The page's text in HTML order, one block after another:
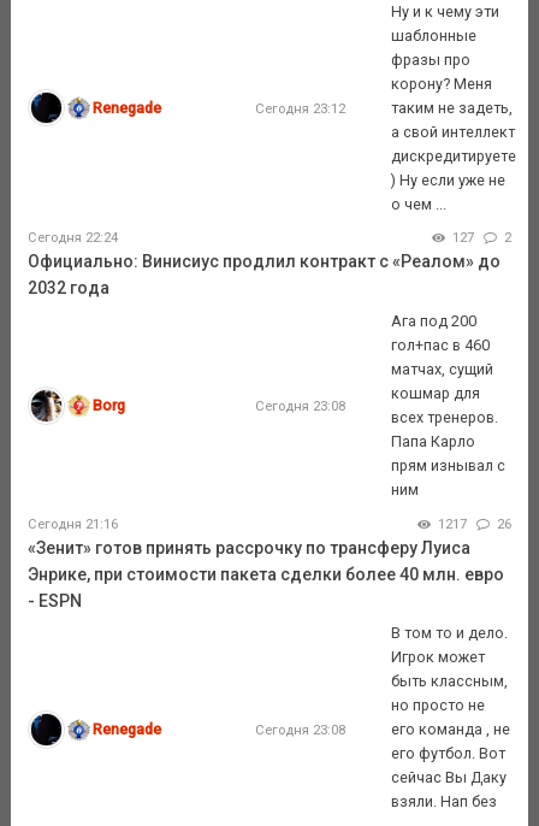
Renegade Сегодня 23:12
Ну и к чему эти
шаблонные
фразы про
корону? Меня
таким не задеть,
а свой интеллект
дискредитируете
) Ну если уже не
о чем ...
Сегодня 22:24 127 2
Официально: Винисиус продлил контракт с «Реалом» до
2032 года
Borg Сегодня 23:08
Ага под 200
гол+пас в 460
матчах, сущий
кошмар для
всех тренеров.
Папа Карло
прям изнывал с
ним
Сегодня 21:16 1217 26
«Зенит» готов принять рассрочку по трансферу Луиса
Энрике, при стоимости пакета сделки более 40 млн. евро
- ESPN
Renegade Сегодня 23:08
В том то и дело.
Игрок может
быть классным,
но просто не
его команда , не
его футбол. Вот
сейчас Вы Даку
взяли. Нап без